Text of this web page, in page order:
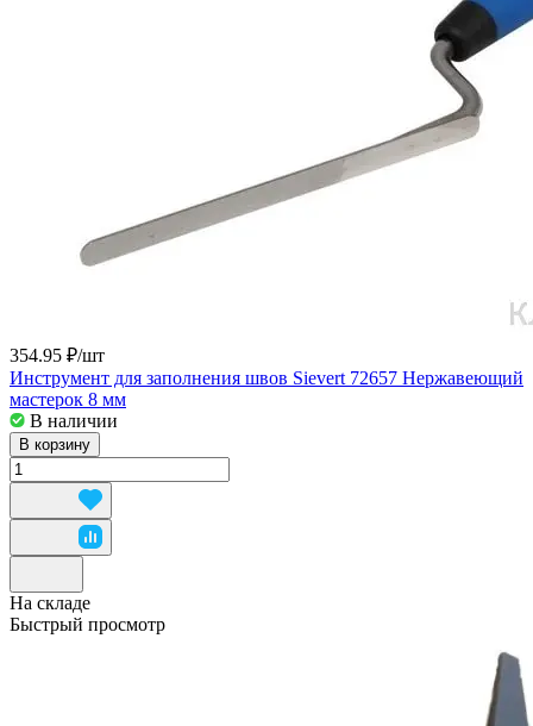
354.95 ₽/шт
Инструмент для заполнения швов Sievert 72657 Нержавеющий
мастерок 8 мм
В наличии
В корзину
На складе
Быстрый просмотр